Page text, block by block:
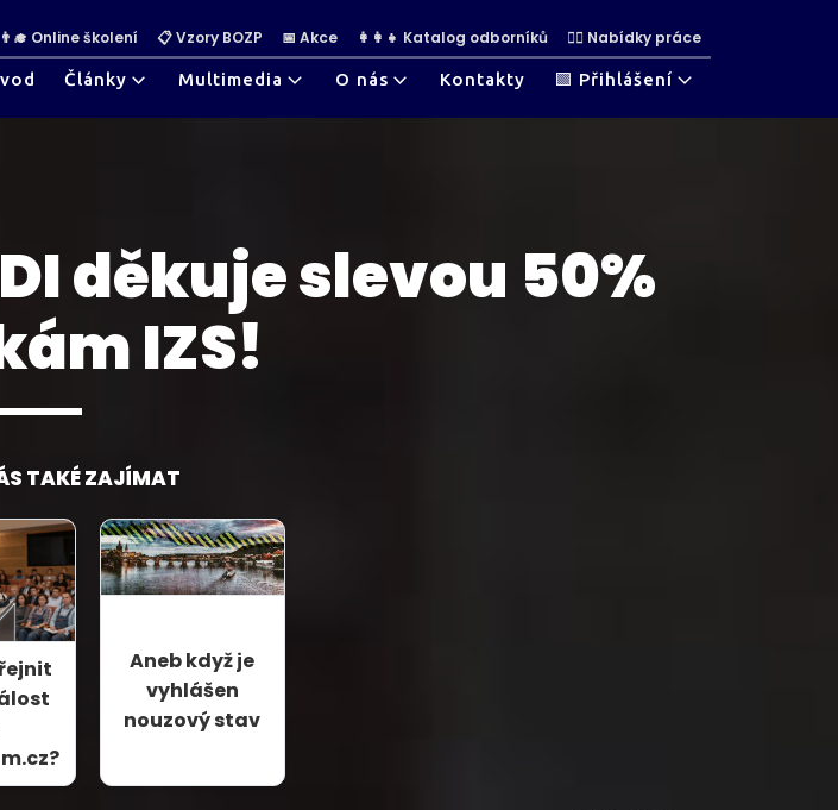
👨‍🎓 Online školení 📋 Vzory BOZP 📅 Akce 👩‍👩‍👧 Katalog odborníků 👷‍♀ Nabídky práce
Články Multimedia O nás Kontakty 🟩 Přihlášení
děkuje slevou 50%
IZS!
TAKÉ ZAJÍMAT
Aneb když je
vyhlášen
nouzový stav